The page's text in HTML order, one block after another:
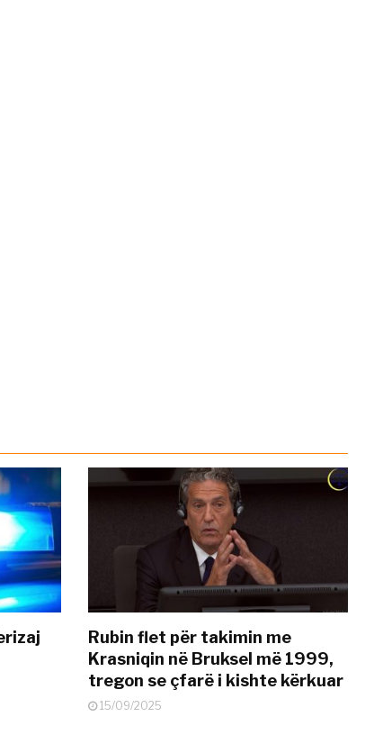
Rubin flet për takimin me
Krasniqin në Bruksel më 1999,
tregon se çfarë i kishte kërkuar
15/09/2025